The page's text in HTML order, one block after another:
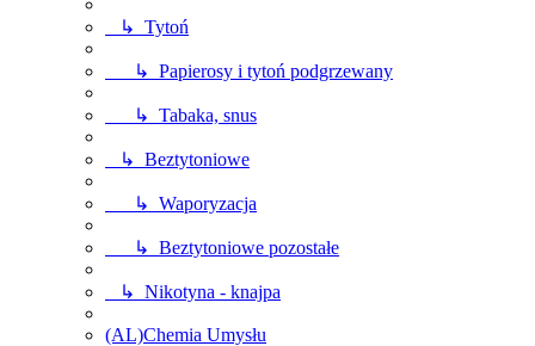
↳ Tytoń
↳ Papierosy i tytoń podgrzewany
↳ Tabaka, snus
↳ Beztytoniowe
↳ Waporyzacja
↳ Beztytoniowe pozostałe
↳ Nikotyna - knajpa
(AL)Chemia Umysłu